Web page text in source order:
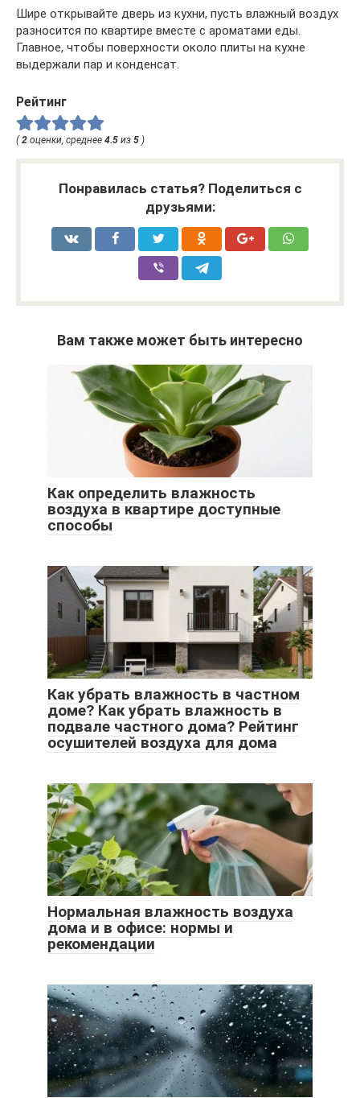
Шире открывайте дверь из кухни, пусть влажный воздух
разносится по квартире вместе с ароматами еды.
Главное, чтобы поверхности около плиты на кухне
выдержали пар и конденсат.
Рейтинг
(2 оценки, среднее 4.5 из 5 )
Понравилась статья? Поделиться с
друзьями:
Вам также может быть интересно
Как определить влажность
воздуха в квартире доступные
способы
Как убрать влажность в частном
доме? Как убрать влажность в
подвале частного дома? Рейтинг
осушителей воздуха для дома
Нормальная влажность воздуха
дома и в офисе: нормы и
рекомендации